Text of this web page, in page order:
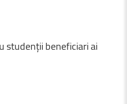
studențiibeneficiariai